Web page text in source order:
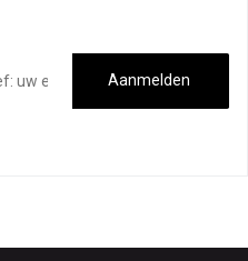
Aanmelden